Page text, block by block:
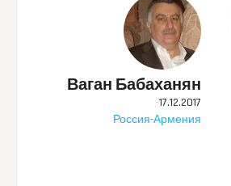
Ваган Бабаханян
17.12.2017
Россия-Армения